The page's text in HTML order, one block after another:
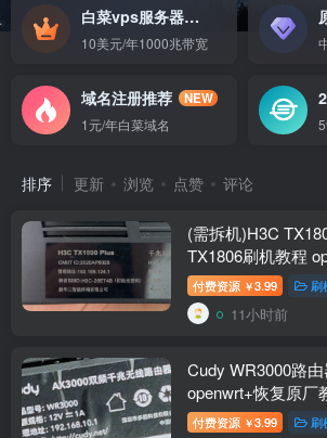
白菜vps服务器HOT
10美元/年1000兆带宽
域名注册推荐
NEW
1元/年白菜域名
排序 更新 浏览 点赞 评论
(需拆机)H3C
TX1806刷机教程
付费资源 ￥3.99 刷
11小时前
Cudy WR3000路
openwrt+恢复原厂
付费资源 ￥3.99 刷